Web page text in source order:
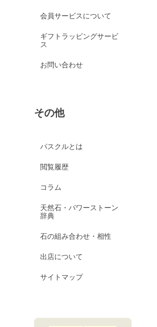
会員サービスについて
ギフトラッピングサービ
ス
お問い合わせ
その他
パスクルとは
閲覧履歴
コラム
天然石・パワーストーン
辞典
石の組み合わせ・相性
出店について
サイトマップ